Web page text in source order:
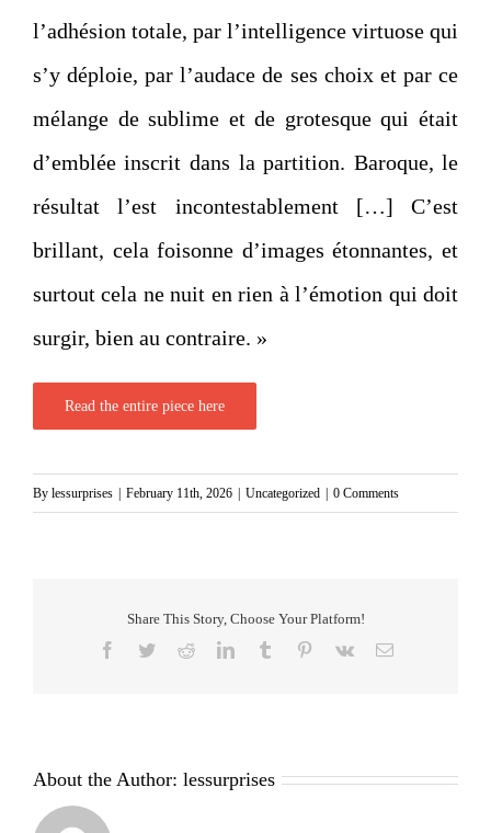
l’adhésion totale, par l’intelligence virtuose qui
s’y déploie, par l’audace de ses choix et par ce
mélange de sublime et de grotesque qui était
d’emblée inscrit dans la partition. Baroque, le
résultat l’est incontestablement […] C’est
brillant, cela foisonne d’images étonnantes, et
surtout cela ne nuit en rien à l’émotion qui doit
surgir, bien au contraire. »
Read the entire piece here
By lessurprises February 11th, 2026 Uncategorized 0 Comments
Share This Story, Choose Your Platform!
Facebook
TwitterRedditLinkedInTumblr Pinterest
Vk Email
About the Author: lessurprises